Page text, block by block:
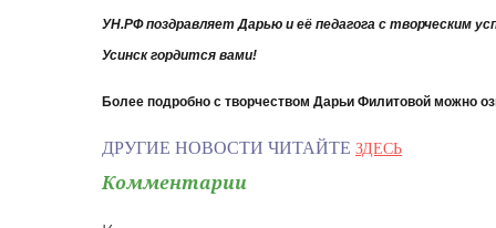
УН.РФ поздравляет Дарью и её педагога с творческим
Усинск гордится вами!
Более подробно с творчеством Дарьи Филитовой можно
ДРУГИЕ НОВОСТИ ЧИТАЙТЕ ЗДЕСЬ
Комментарии